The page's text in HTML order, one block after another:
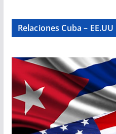
Relaciones Cuba – EE.UU